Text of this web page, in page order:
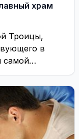
храм
Троицы,
в
самой
Нарьян-